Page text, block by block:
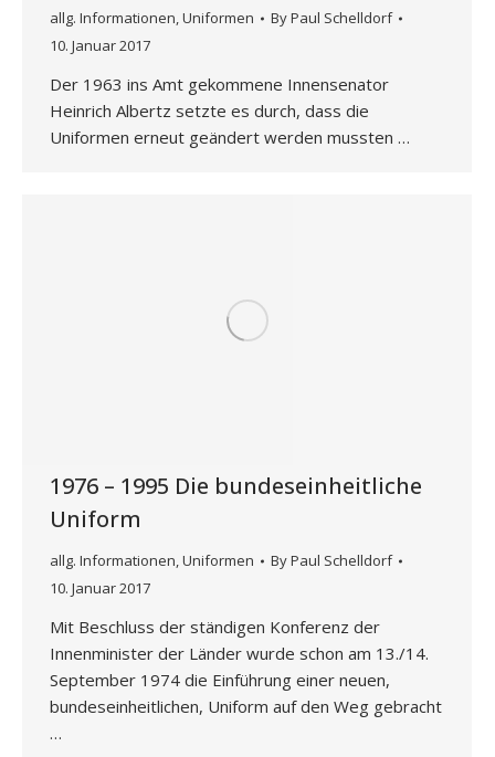
allg. Informationen,Uniformen ByPaul Schelldorf
10. Januar 2017
Der 1963 ins Amt gekommene Innensenator
Heinrich Albertz setzte es durch, dass die
Uniformen erneut geändert werden mussten …
1976 – 1995 Die bundeseinheitliche
Uniform
allg. Informationen,Uniformen ByPaul Schelldorf
10. Januar 2017
Mit Beschluss der ständigen Konferenz der
Innenminister der Länder wurde schon am 13./14.
September 1974 die Einführung einer neuen,
bundeseinheitlichen, Uniform auf den Weg gebracht
…